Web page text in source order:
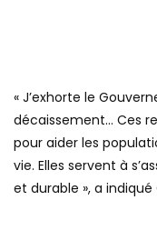
« J’exhorte le
décaissement… Ces
pour aider les
vie. Elles servent à
et durable », a indiqué